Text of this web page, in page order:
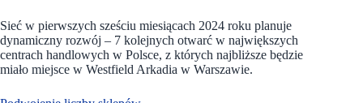
Sieć w pierwszych sześciu miesiącach 2024 roku planuje
dynamiczny rozwój – 7 kolejnych otwarć w największych
centrach handlowych w Polsce, z których najbliższe będzie
miało miejsce w Westfield Arkadia w Warszawie.